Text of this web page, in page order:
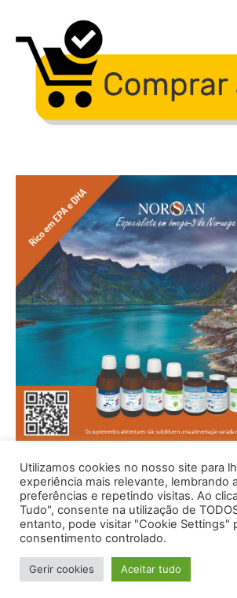
© 1996 - 2026 -Saúde e Bem Estar - Hosted and
Utilizamos cookies no nosso site para
experiência mais relevante, lembrando
preferências e repetindo visitas. Ao
Tudo", consente na utilização de
entanto, pode visitar "Cookie Settings"
consentimento controlado.
Gerir cookies Aceitar tudo